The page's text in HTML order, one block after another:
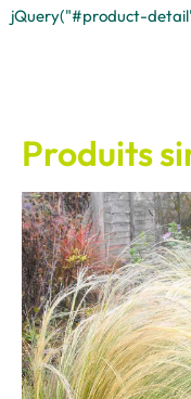
jQuery("#product-
Produits